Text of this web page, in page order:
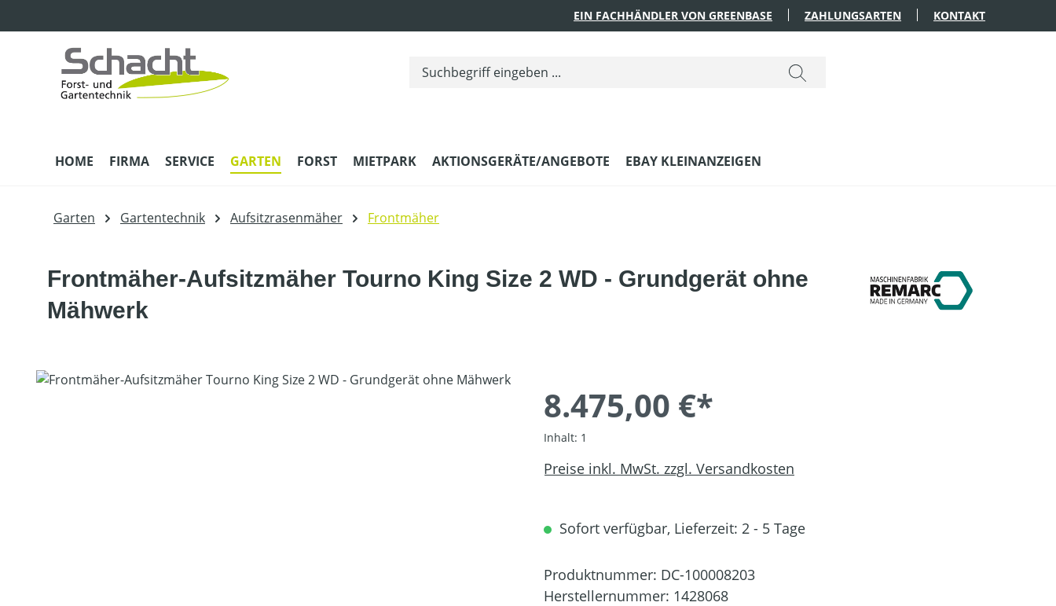
EIN FACHHÄNDLER VON GREENBASE ZAHLUNGSARTEN KONTAKT
HOME FIRMA SERVICE GARTEN FORST MIETPARK AKTIONSGERÄTE/ANGEBOTE EBAY KLEINANZEIGEN
Garten Gartentechnik Aufsitzrasenmäher Frontmäher
Frontmäher-Aufsitzmäher Tourno King Size 2 WD - Grundgerät ohne
Mähwerk
Bildergalerie überspringen
8.475,00 €*
Inhalt: 1
Preise inkl. MwSt. zzgl. Versandkosten
Sofort verfügbar, Lieferzeit: 2 - 5 Tage
Produktnummer: DC-100008203
Herstellernummer: 1428068